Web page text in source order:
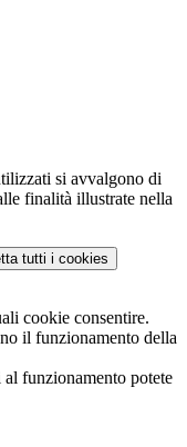
si avvalgono di
finalità illustrate nella
tutti i cookies
cookie consentire.
il funzionamento della
al funzionamento potete